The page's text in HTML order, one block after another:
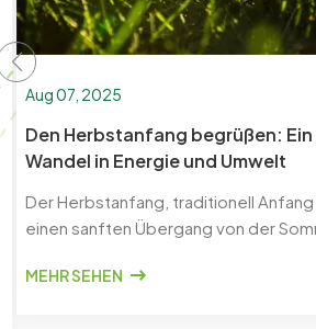
Aug 07, 2025
Den Herbstanfang begrüßen:
Wandel in Energie und Umwelt
Der Herbstanfang, traditionell
einen sanften Übergang von der
Meilenstein fördert ein langsameres
MEHR SEHEN